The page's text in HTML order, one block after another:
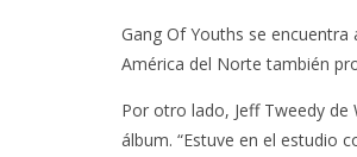
Gang Of Youths se
América del Norte también
Por otro lado, Jeff Tweedy
álbum. “Estuve en el estudio